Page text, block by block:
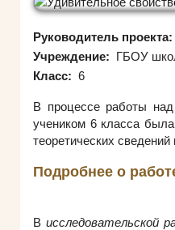
Руководитель проекта:
Учреждение: ГБОУ
Класс: 6
В процессе работы над
учеником 6 класса
теоретических
Подробнее о
Висследовательской